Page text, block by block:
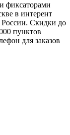
фиксаторами
в интерент
России. Скидки до
пунктов
для заказов